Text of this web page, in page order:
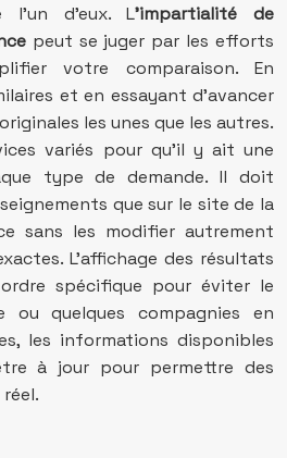
l’un d’eux. L’impartialité de
peut se juger par les efforts
votre comparaison. En
et en essayant d’avancer
les unes que les autres.
variés pour qu’il y ait une
type de demande. Il doit
que sur le site de la
sans les modifier autrement
L’affichage des résultats
spécifique pour éviter le
ou quelques compagnies en
les informations disponibles
à jour pour permettre des